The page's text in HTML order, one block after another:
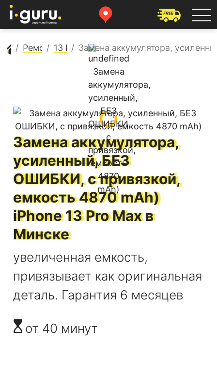
Сервисный центр Apple
Ремонт iPhone
13 Pro MaxЗамена аккумулятора,
Замена аккумулятора,
усиленный, БЕЗ
ОШИБКИ, с привязкой,
емкость 4870 mAh)
iPhone 13 Pro Maxв
Минске
увеличенная емкость,
привязывает как оригинальная
деталь. Гарантия 6 месяцев
от 40 минут